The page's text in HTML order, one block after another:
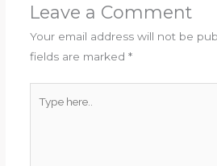
Leave a Comment
Your email address will not be
fields are marked *
here..